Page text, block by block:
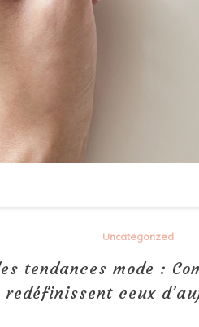
Uncategorized
tendances mode :
redéfinissent ceux